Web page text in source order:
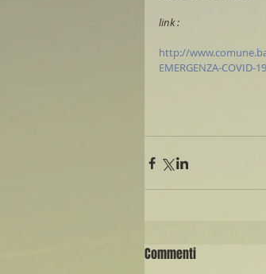
link :
http://
EMERGENZA-COVID-19
Commenti